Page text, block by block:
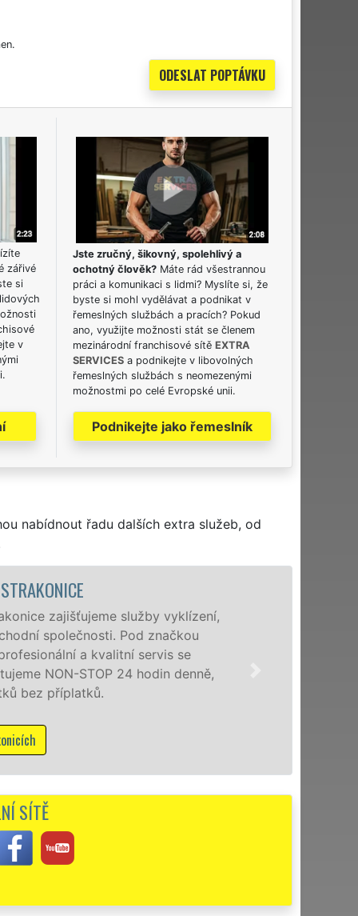
zářivé
si
v
Jste zručný, šikovný, spolehlivý a
ochotný člověk? Máte rád všestrannou
práci a komunikaci s lidmi? Myslíte si, že
byste si mohl vydělávat a podnikat v
řemeslných službách a pracích? Pokud
ano, využijte možnosti stát se členem
mezinárodní franchisové sítě EXTRA
SERVICES a podnikejte v libovolných
řemeslných službách s neomezenými
možnostmi po celé Evropské unii.
Podnikejte jako řemeslník
nabídnout řadu dalších extra služeb, od
Společnost EXTRA
osobám se zárukou
SÍTĚ